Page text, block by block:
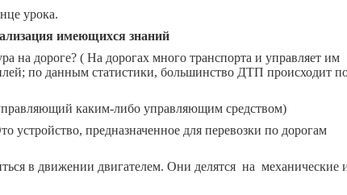
урока.
имеющихся знаний
на дороге? ( На дорогах много транспорта и управляет им
по данным статистики, большинство ДТП происходит
каким-либо управляющим средством)
устройство, предназначенное для перевозки по дорогам
в движении двигателем. Они делятся на механические